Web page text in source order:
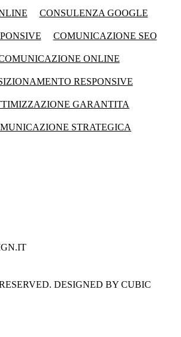
CONSULENZA GOOGLE
COMUNICAZIONE SEO
ONLINE
RESPONSIVE
GARANTITA
STRATEGICA
DESIGNED BY CUBIC